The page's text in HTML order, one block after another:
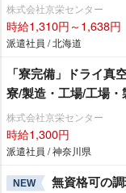
株式会社京栄センター
時給1,310円～1,638円
派遣社員 / 北海道
「寮完備」ドライ真
寮/製造・工場/工場・
株式会社京栄センター
時給1,300円
派遣社員 / 神奈川県
NEW 無資格可の